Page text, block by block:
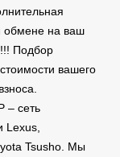
обмене на ваш
Подбор
вашего
– сеть
Lexus,
Tsusho. Мы